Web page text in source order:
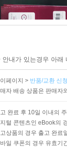
내가 있는경우 아
페이지 > 반품/교환 신
자 배송 상품은 판매자
완료 후 10일 이내의
털 콘텐츠인 eBook의
상품의 경우 출고 완료
일 쿠폰의 경우 유효기